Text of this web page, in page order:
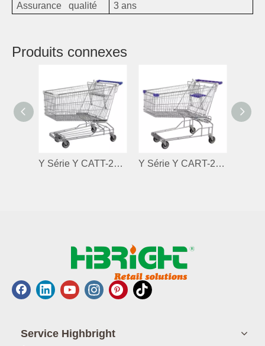
Assurance qualité
3 ans
Produits connexes
Y Série Y CATT-270L Y Série Y CART-240L (B)
Service Highbright